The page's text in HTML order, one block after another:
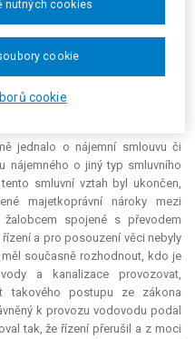
svého majetku vložily členské
možno rozumět vztah vlastnický.
zůstává ve vlastnictví obce.
přestaly být členem žalobce a
jednalo o nájemní smlouvu či
nájemného o jiný typ smluvního
smluvní vztah byl ukončen,
majetkoprávní nároky mezi
spojené s převodem
a pro posouzení věci nebyly
současně rozhodnout, kdo je
a kanalizace provozovat,
takového postupu ze zákona
k provozu vodovodu podal
tak, že řízení přerušil a z moci
cookie
nutných cookies
cookie